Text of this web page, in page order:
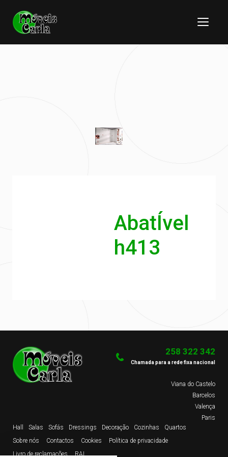
AbatÍvel
h413
Hall Salas Sofás Dressings Decoração Cozinhas
Quartos
Sobre nós
Contactos Cookies
Política de privacidade
Livro de reclamações
RAL
258 322 342
Chamada para a rede fixa nacional
Viana do Castelo
Barcelos
Valença
Paris